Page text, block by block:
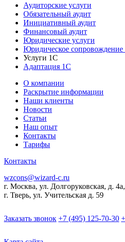
Аудиторские услуги
Обязательный аудит
Инициативный аудит
Финансовый аудит
Юридические услуги
Юридическое сопровождение
Услуги 1С
Адаптация 1С
О компании
Раскрытие информации
Наши клиенты
Новости
Статьи
Наш опыт
Контакты
Тарифы
Контакты
wzcons@wizard-c.ru
г. Москва, ул. Долгоруковская, д.
г. Тверь, ул. Учительская д. 59
Заказать звонок +7 (495) 125-70-30